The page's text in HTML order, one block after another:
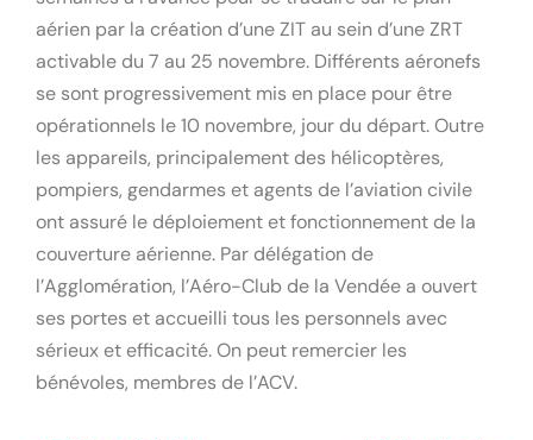
aérien par la création d’une ZIT au sein d’une ZRT
activable du 7 au 25 novembre. Différents aéronefs
se sont progressivement mis en place pour être
opérationnels le 10 novembre, jour du départ. Outre
les appareils, principalement des hélicoptères,
pompiers, gendarmes et agents de l’aviation civile
ont assuré le déploiement et fonctionnement de la
couverture aérienne. Par délégation de
l’Agglomération, l’Aéro-Club de la Vendée a ouvert
ses portes et accueilli tous les personnels avec
sérieux et efficacité. On peut remercier les
bénévoles, membres de l’ACV.